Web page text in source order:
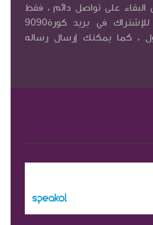
البقاء على تواصل دائم ، فقط
قم بإدخال بريدك الإلكتروني للإشتراك في بريد كورة9090
، كما يمكنك إرسال رساله